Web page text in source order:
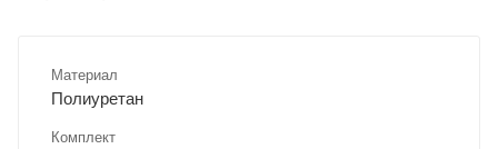
Материал
Полиуретан
Комплект